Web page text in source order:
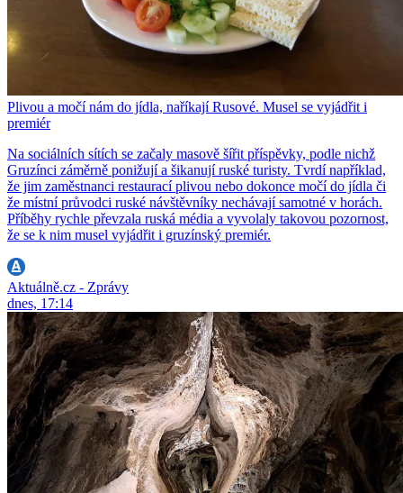
Plivou a močí nám do jídla, naříkají Rusové. Musel se vyjádřit i
premiér
Na sociálních sítích se začaly masově šířit příspěvky, podle nichž
Gruzínci záměrně ponižují a šikanují ruské turisty. Tvrdí například,
že jim zaměstnanci restaurací plivou nebo dokonce močí do jídla či
že místní průvodci ruské návštěvníky nechávají samotné v horách.
Příběhy rychle převzala ruská média a vyvolaly takovou pozornost,
že se k nim musel vyjádřit i gruzínský premiér.
Aktuálně.cz - Zprávy
dnes, 17:14